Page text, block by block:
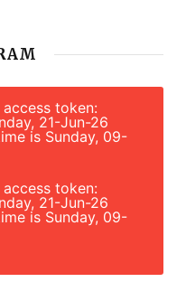
token:
21-Jun-26
is Sunday, 09-
token:
21-Jun-26
is Sunday, 09-